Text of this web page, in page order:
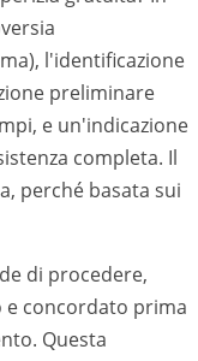
l'identificazione
preliminare
e un'indicazione
completa. Il
perché basata sui
di procedere,
concordato prima
Questa